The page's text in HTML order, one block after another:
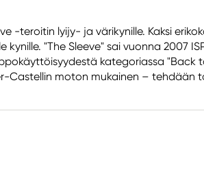
-teroitin lyijy- ja värikynille. Kaksi
"The Sleeve" sai vuonna 2007
kategoriassa "Back
Castellin moton mukainen – tehdään